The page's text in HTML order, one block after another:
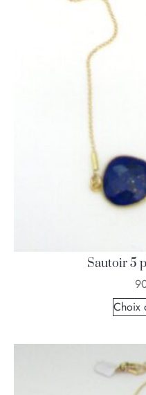
Sautoir 5
Choix